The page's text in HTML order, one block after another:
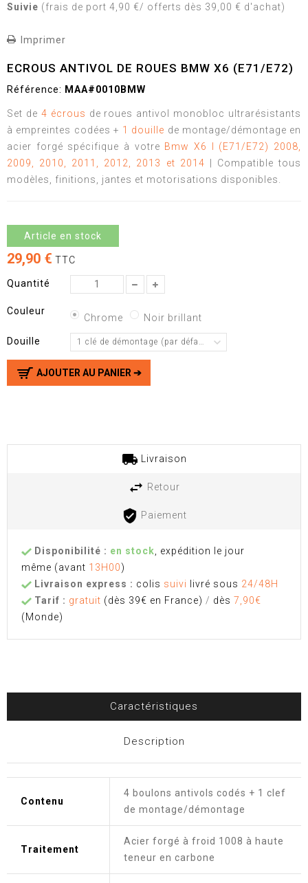
Suivie (frais de port 4,90 €/ offerts dès 39,00 € d'achat)
Imprimer
ECROUS ANTIVOL DE ROUES BMW X6 (E71/E72)
Référence: MAA#0010BMW
Set de 4 écrous de roues antivol monobloc ultrarésistants
à empreintes codées + 1 douille de montage/démontage en
acier forgé spécifique à votre Bmw X6 I (E71/E72) 2008,
2009, 2010, 2011, 2012, 2013 et 2014 | Compatible tous
modèles, finitions, jantes et motorisations disponibles.
Article en stock
29,90 € TTC
Quantité
Couleur
Chrome Noir brillant
Douille 1 clé de démontage (par défaut)
AJOUTER AU PANIER ➔
Livraison
Retour
Paiement
Disponibilité : en stock, expédition le jour
même (avant 13H00)
Livraison express : colis suivi livré sous 24/48H
Tarif : gratuit (dès 39€ en France) / dès 7,90€
(Monde)
Caractéristiques
Description
Contenu
4 boulons antivols codés + 1 clef
de montage/démontage
Traitement
Acier forgé à froid 1008 à haute
teneur en carbone